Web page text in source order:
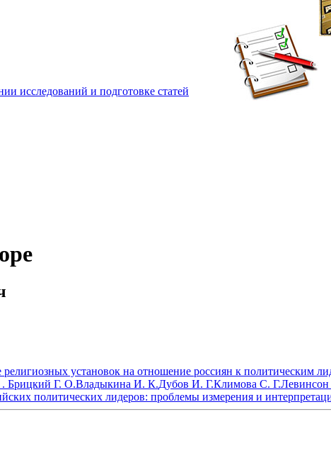
исследований и подготовке статей
религиозных установок на отношение россиян к политическим
Брицкий Г. О.Владыкина И. К.Дубов И. Г.Климова С. Г.
политических лидеров: проблемы измерения и